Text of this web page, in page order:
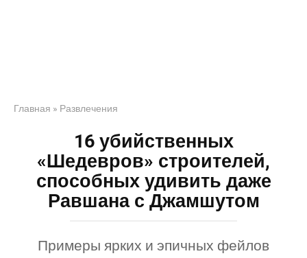
Главная » Развлечения
16 убийственных
«Шедевров» строителей,
способных удивить даже
Равшана с Джамшутом
Примеры ярких и эпичных фейлов